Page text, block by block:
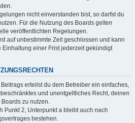
nicht einverstanden bist, so darfst du
Für die Nutzung des Boards gelten
veröffentlichten Regelungen.
auf unbestimmte Zeit geschlossen und kann
einer Frist jederzeit gekündigt
erteilst du dem Betreiber ein einfaches,
und unentgeltliches Recht, deinen
zu nutzen.
Punkt 2, Unterpunkt a bleibt auch nach
bestehen.